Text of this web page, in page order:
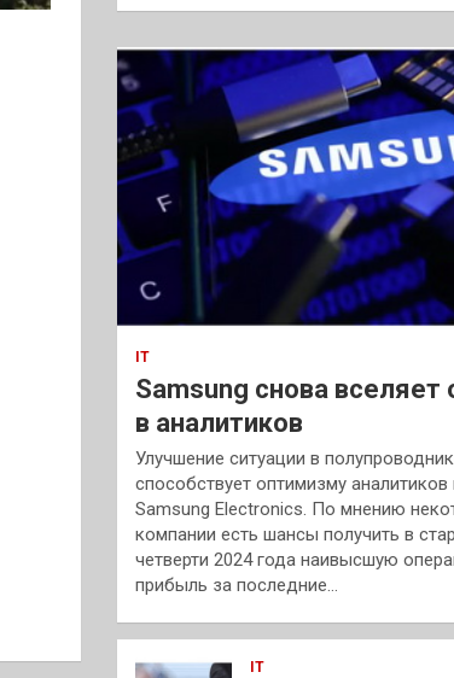
IT
Samsung снова вселяет
в аналитиков
Улучшение ситуации в
способствует оптимизму
Samsung Electronics. По мнению
компании есть шансы получить в
четверти 2024 года наивысшую
прибыль за последние…
IT